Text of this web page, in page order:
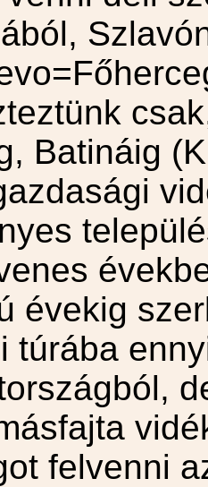
Batináig
évekig
túrába
felvenni